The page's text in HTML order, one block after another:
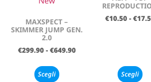
MAXSPECT –
SKIMMER JUMP GEN.
2.0
€299.90 - €649.90
Scegli
€10.50 - €
Scegli